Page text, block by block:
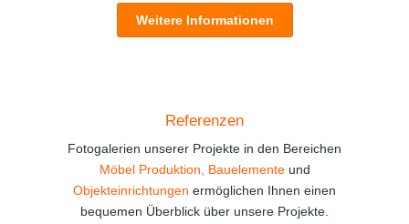
Weitere Informationen
Referenzen
Fotogalerien unserer Projekte in den Bereichen
Möbel Produktion
Bauelemente und
Objekteinrichtungen ermöglichen Ihnen einen
bequemen Überblick über unsere Projekte.